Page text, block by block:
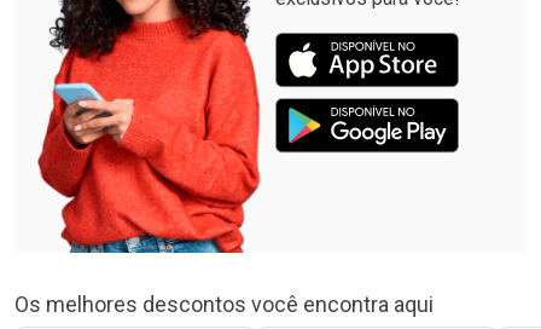
Os melhores descontos você encontra aqui